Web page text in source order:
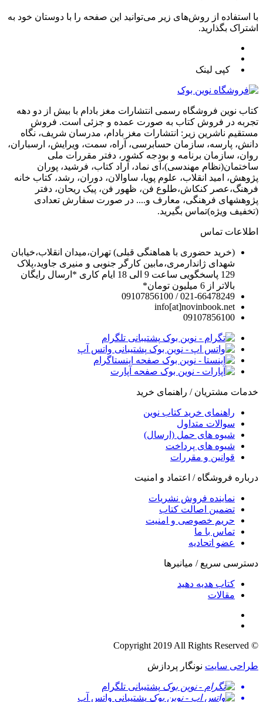
با استفاده از روش‌های زیر می‌توانید این صفحه را با دوستان خود به
اشتراک بگذارید.
کپی لینک
کتاب نوین فروشگاه رسمی انتشارات مغز بادام با بیش از دو دهه
تجربه در فروش کتاب به صورت عمده و جزئی است. فروش
مستقیم ناشرین زیر: انتشارات مغز بادام، مدرسان شریف، نگاه
دانش، پارسه، سازمان حسابرسی، آراه، سمت، ویرایش، ارسباران،
روان، سازمان برنامه و بودجه کشور، دفتر مقررات ملی
ساختمان(نظام مهندسی)،آی نماد، آراد کتاب، فرشید، پوران
پژوهش، امید انقلاب، علوم پویا، ساوالان، دوران، رشد، کتاب خانه
فرهنگ،عصر کنکاش،طلوع فن، ظهور فن، پیک ریحان، دفتر
پژوهشهای فرهنگی، معارف و.... در صورت سفارش تعدادی
(تخفیف ویژه)تماس بگیرید.
اطلاعات تماس
(خرید حضوری با هماهنگی قبلی) تهران،میدان انقلاب،خیابان
شهدای ژاندارمری،مابین کارگر جنوبی و منیری جاوید،پلاک
129 پاسخگویی ساعت 9 الی 18 ایام کاری *ارسال رایگان
بالاتر از 6 میلیون تومان*
021-66478249 / 09107856100
info[at]novinbook.net
09107856100
پشتیبانی تلگرام
پشتیبانی واتس آپ
صفحه اینستاگرام
صفحه آپارت
خدمات مشتریان / راهنمای خرید
راهنمای خرید کتاب نوین
سوالات متداول
شیوه های حمل (ارسال)
شیوه های پرداخت
قوانین و مقررات
درباره فروشگاه / اعتماد و امنیت
نماینده فروش نشریات
تضمین اصالت کتاب
حریم خصوصی و امنیت
تماس با ما
عضو اتحادیه
دسترسی سریع / میانبرها
کتاب هدیه دهید
مقالات
© Copyright 2019 All Rights Reserved
طراحی سایت نونگار پردازش
پشتیبانی تلگرام
پشتیبانی واتس آپ